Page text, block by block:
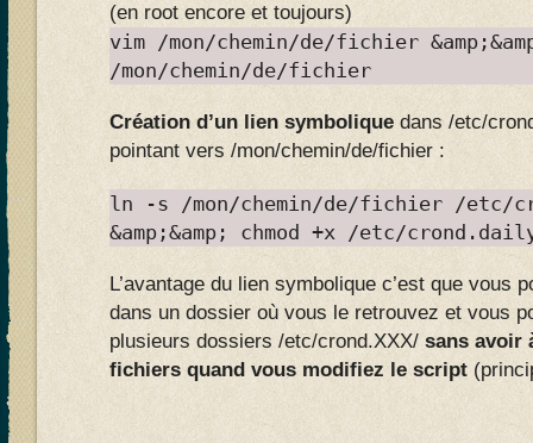
(en root encore et toujours)
vim /mon/chemin/de/fichier
/mon/chemin/de/fichier
Création d’un lien symbolique dans /etc/
pointant vers /mon/chemin/de/fichier :
ln -s /mon/chemin/de/fichier /etc/
&amp;&amp; chmod +x /etc/
L’avantage du lien symbolique c’est que vous
dans un dossier où vous le retrouvez et vous
plusieurs dossiers /etc/crond.XXX/ sans avoir
fichiers quand vous modifiez le script